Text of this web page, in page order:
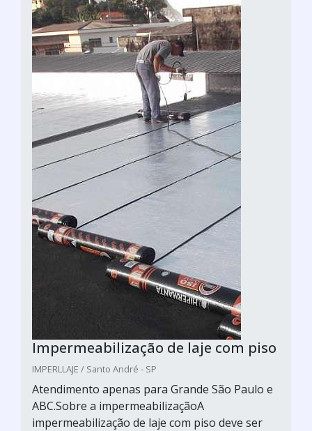
Impermeabilização de laje com piso
IMPERLLAJE / Santo André - SP
Atendimento apenas para Grande São Paulo e
ABC.Sobre a impermeabilizaçãoA
impermeabilização de laje com piso deve ser